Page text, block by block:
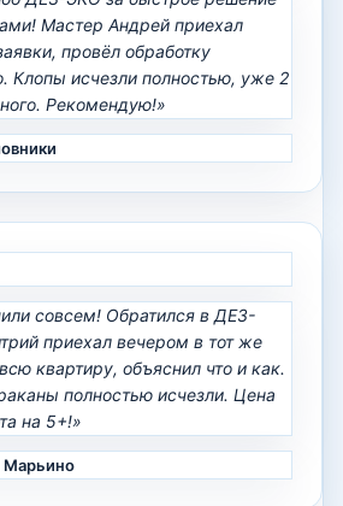
Мастер Андрей приехал
провёл обработку
Клопы исчезли полностью, уже 2
Рекомендую!»
совсем! Обратился в ДЕЗ-
приехал вечером в тот же
квартиру, объяснил что и как.
полностью исчезли. Цена
на 5+!»
Марьино